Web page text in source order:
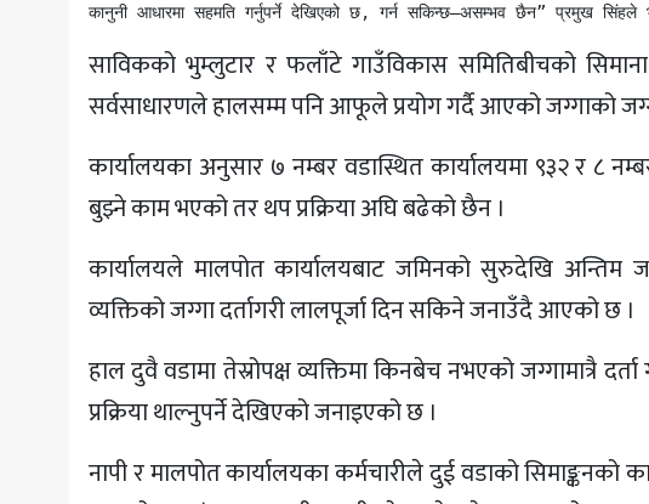
कानुनी आधारमा सहमति गर्नुपर्ने देखिएको छ, गर्न सकिन्छ–असम्भव छैन” प्रमुख सिंहले
साविकको भुम्लुटार र फलाँटे गाउँविकास समितिबीचको
सर्वसाधारणले हालसम्म पनि आफूले प्रयोग गर्दै आएको जग्गाको
कार्यालयका अनुसार ७ नम्बर वडास्थित कार्यालयमा ९३२ र ८
बुझ्ने काम भएको तर थप प्रक्रिया अघि बढेको छैन ।
कार्यालयले मालपोत कार्यालयबाट जमिनको सुरुदेखि अन्तिम
व्यक्तिको जग्गा दर्तागरी लालपूर्जा दिन सकिने जनाउँदै आएको छ ।
हाल दुवै वडामा तेस्रोपक्ष व्यक्तिमा किनबेच नभएको जग्गामात्रै
प्रक्रिया थाल्नुपर्ने देखिएको जनाइएको छ ।
नापी र मालपोत कार्यालयका कर्मचारीले दुई वडाको सिमाङ्कनको